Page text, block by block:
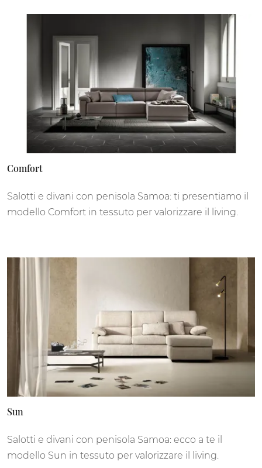
Comfort
Salotti e divani con penisola Samoa: ti presentiamo il
modello Comfort in tessuto per valorizzare il living.
Sun
Salotti e divani con penisola Samoa: ecco a te il
modello Sun in tessuto per valorizzare il living.